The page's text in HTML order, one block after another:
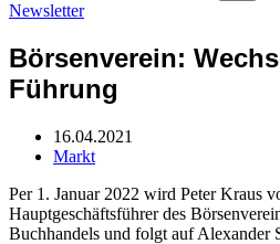
Newsletter
Börsenverein:
Führung
16.04.2021
Markt
Per 1. Januar 2022 wird Peter Kraus
Hauptgeschäftsführer des
Buchhandels und folgt auf Alexander